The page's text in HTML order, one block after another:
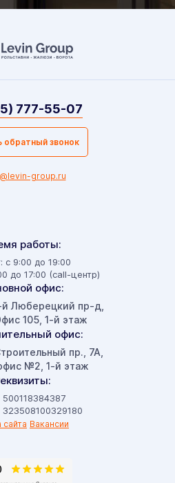
работы:
с 9:00 до 19:00
до 17:00 (call-центр)
офис:
й Люберецкий пр-д,
105, 1-й этаж
офис:
пр., 7А,
№2, 1-й этаж
сайта Вакансии
777-55-07
обратный звонок
group.ru